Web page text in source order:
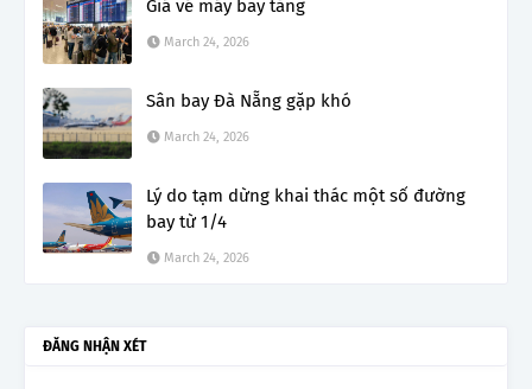
Giá vé máy bay tăng
March 24, 2026
Sân bay Đà Nẵng gặp khó
March 24, 2026
Lý do tạm dừng khai thác một số đường
bay từ 1/4
March 24, 2026
ĐĂNG NHẬN XÉT